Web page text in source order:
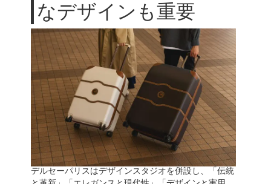
なデザインも重要
デルセーパリスはデザインスタジオを併設し、「伝統